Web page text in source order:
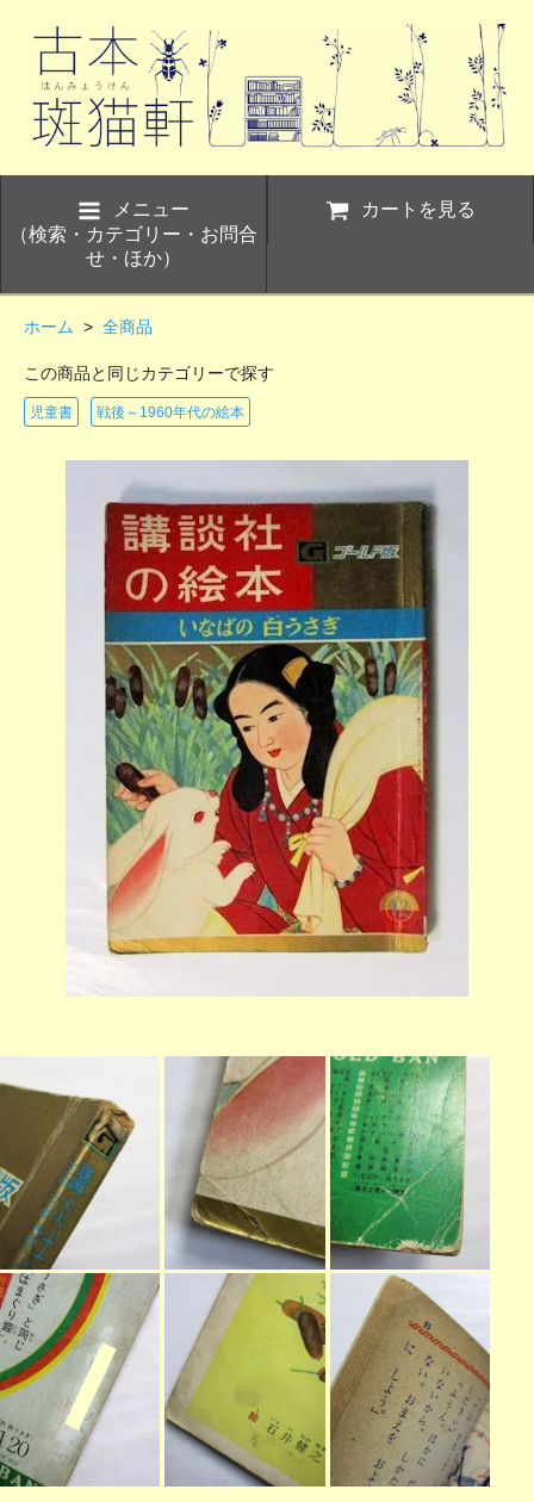
メニュー
（検索・カテゴリー・お問合
せ・ほか）
カートを見る
ホーム > 全商品
この商品と同じカテゴリーで探す
児童書 戦後～1960年代の絵本